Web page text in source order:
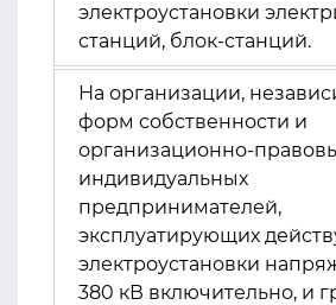
электроустановки
станций, блок-станций.
На организации,
форм собственности и
организационно-
индивидуальных
предпринимателей,
эксплуатирующих
электроустановки
380 кВ включительно, и